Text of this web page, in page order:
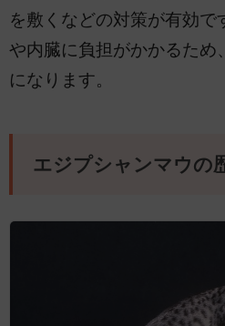
を敷くなどの対策が有効で
や内臓に負担がかかるため
になります。
エジプシャンマウの